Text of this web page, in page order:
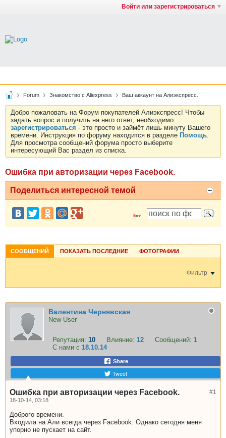
Войти или зарегистрироваться
Forum Знакомство с Aliexpress Ваш аккаунт на Алиэкспресс.
Добро пожаловать на Форум покупателей Алиэкспресс! Чтобы
задать вопрос и получить на него ответ, необходимо
зарегистрироваться - это просто и займёт лишь минуту Вашего
времени. Инструкция по форуму находится в разделе Помощь.
Для просмотра сообщений форума просто выберите
интересующий Вас раздел из списка.
Ошибка при авторизации через Facebook.
Поделиться интересной темой
СООБЩЕНИЙ ПОКАЗАТЬ ПОСЛЕДНИЕ ФОТОГРАФИИ
Фильтр
Валентина Чернявская
New User
Репутация: 10 Влияние: 12 Сообщений: 1
С нами с 18.10.14
Share
Tweet
#1
Ошибка при авторизации через Facebook.
18-10-14, 03:18
Доброго времени.
Входила на Али всегда через Facebook. Однако сегодня меня
упорно не пускает на сайт.